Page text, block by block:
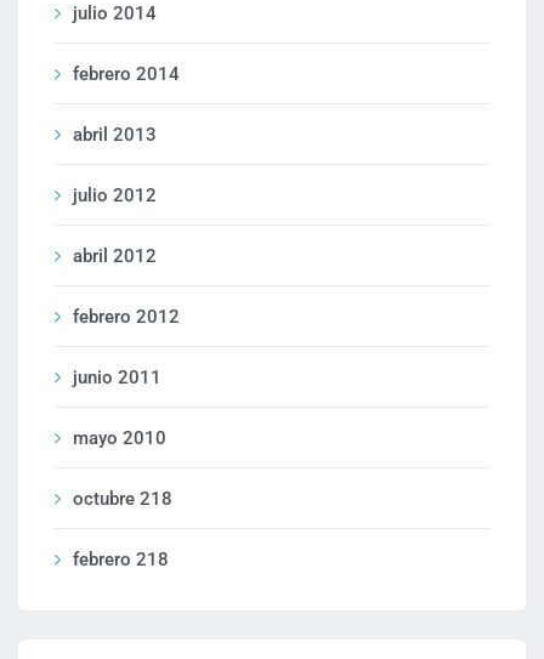
julio 2014
febrero 2014
abril 2013
julio 2012
abril 2012
febrero 2012
junio 2011
mayo 2010
octubre 218
febrero 218